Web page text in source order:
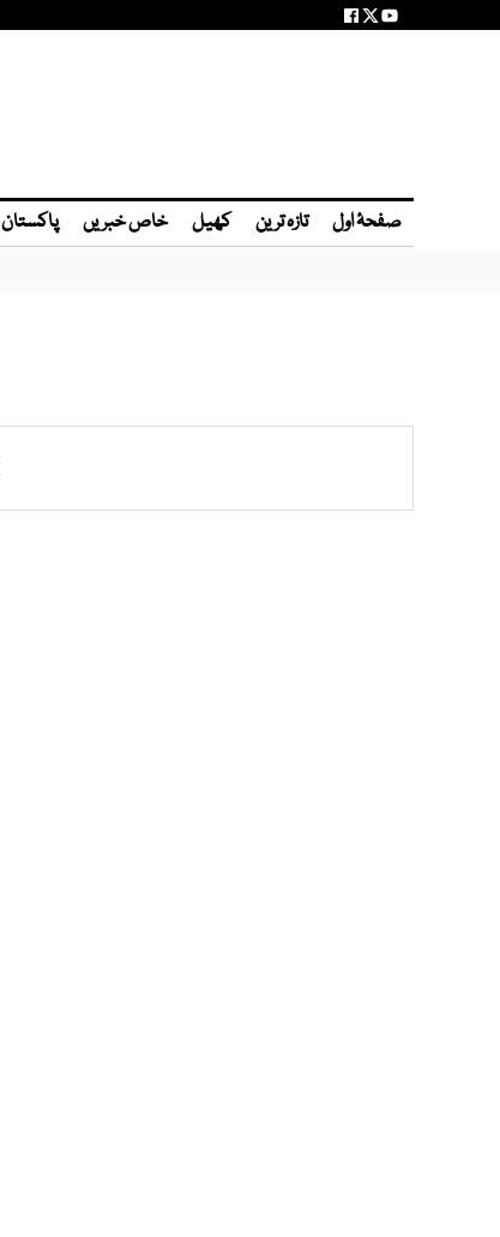
صفحۂ اول تازہ ترین کھیل خاص خبریں پاکستان